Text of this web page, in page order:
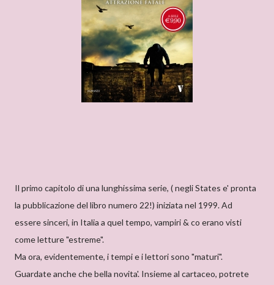
Il primo capitolo di una lunghissima serie, ( negli States e' pronta
la pubblicazione del libro numero 22!) iniziata nel 1999. Ad
essere sinceri, in Italia a quel tempo, vampiri & co erano visti
come letture "estreme".
Ma ora, evidentemente, i tempi e i lettori sono "maturi".
Guardate anche che bella novita'. Insieme al cartaceo, potrete